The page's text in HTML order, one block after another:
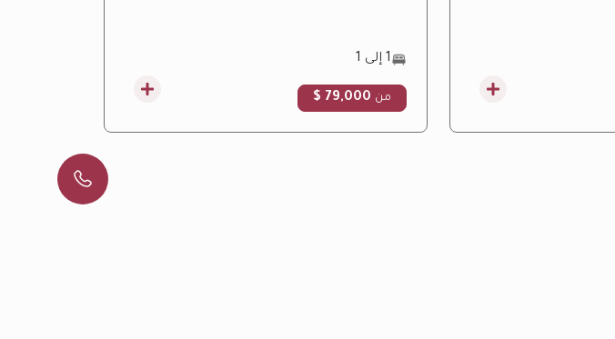
1 إلى 1
من 79,000 $